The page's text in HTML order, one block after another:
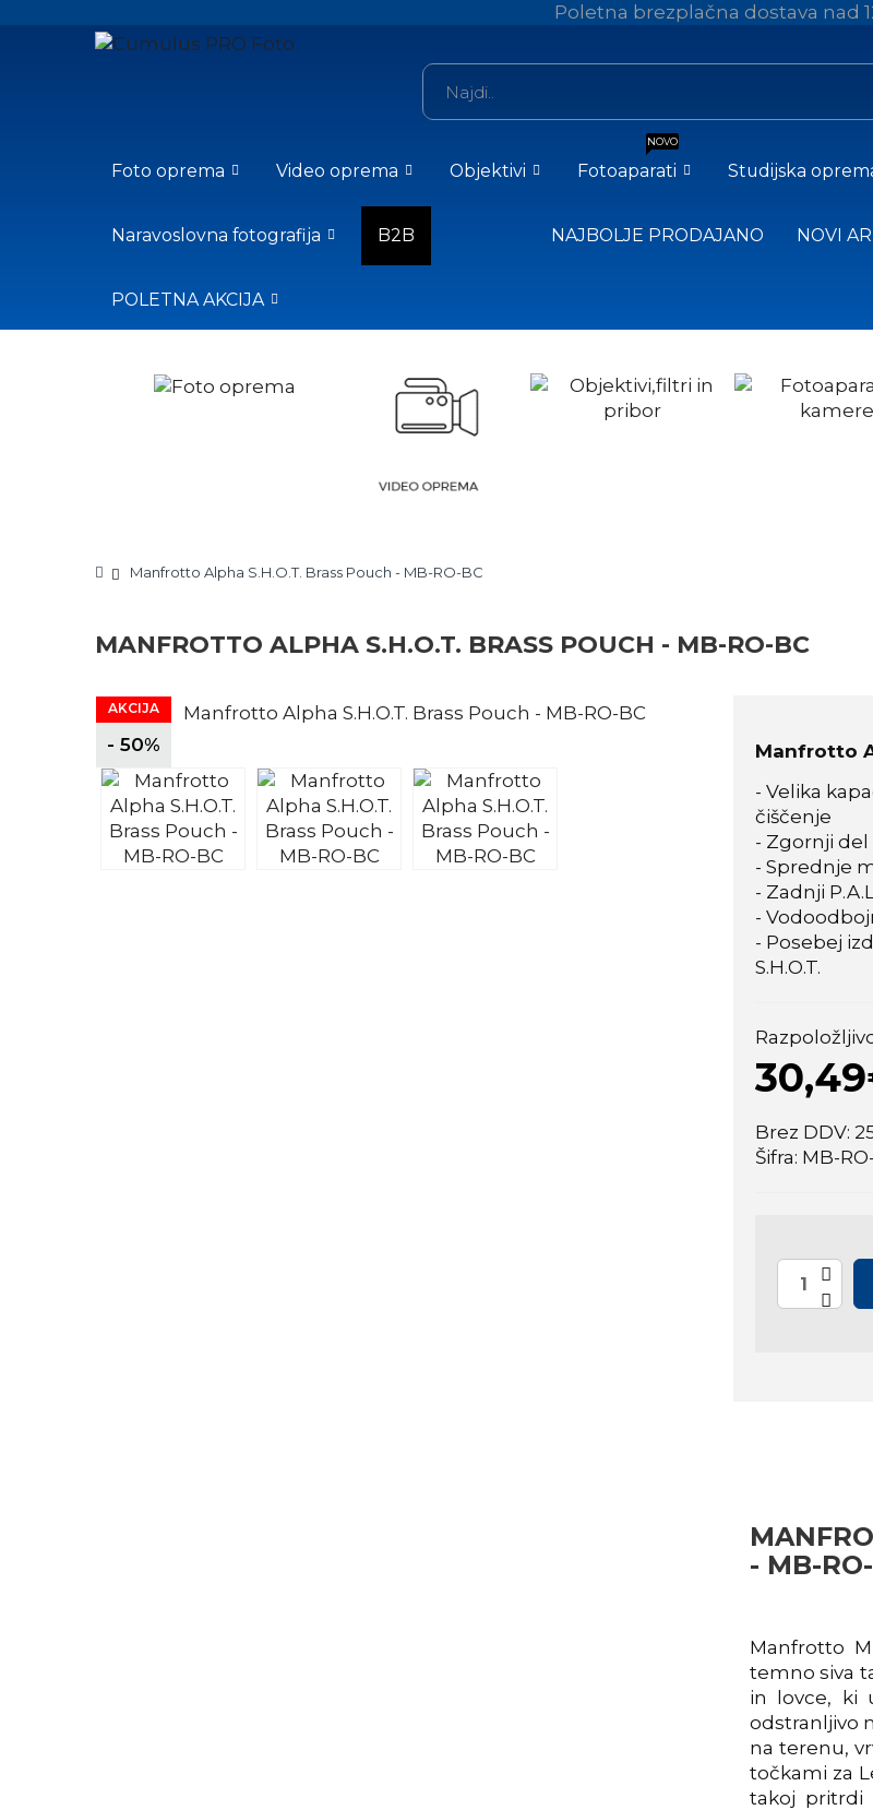
Poletna brezplačna dostava nad
Foto oprema Video oprema Objektivi
NOVO
Fotoaparati Studijska
Naravoslovna fotografija B2B NAJBOLJE PRODAJANO NOVI
POLETNA AKCIJA
Manfrotto Alpha S.H.O.T. Brass Pouch - MB-RO-BC
MANFROTTO ALPHA S.H.O.T. BRASS POUCH - MB-RO-BC
AKCIJA
- 50%
Manfrotto
- Velika
čiščenje
- Zgornji del
- Sprednje
- Zadnji
-
- Posebej
S.H.O.T.
Brez DDV:
Šifra: MB-
- MB-
Manfrotto
temno siva
in lovce, ki
odstranljivo
na terenu,
točkami za
takoj pritrdi